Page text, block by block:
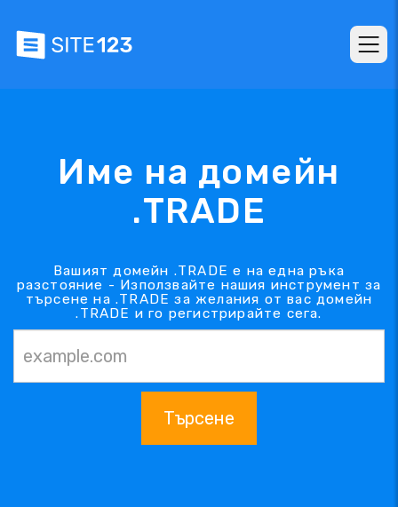
Име на домейн
.TRADE
Вашият домейн .TRADE е на една ръка
разстояние - Използвайте нашия инструмент за
търсене на .TRADE за желания от вас домейн
.TRADE и го регистрирайте сега.
Търсене